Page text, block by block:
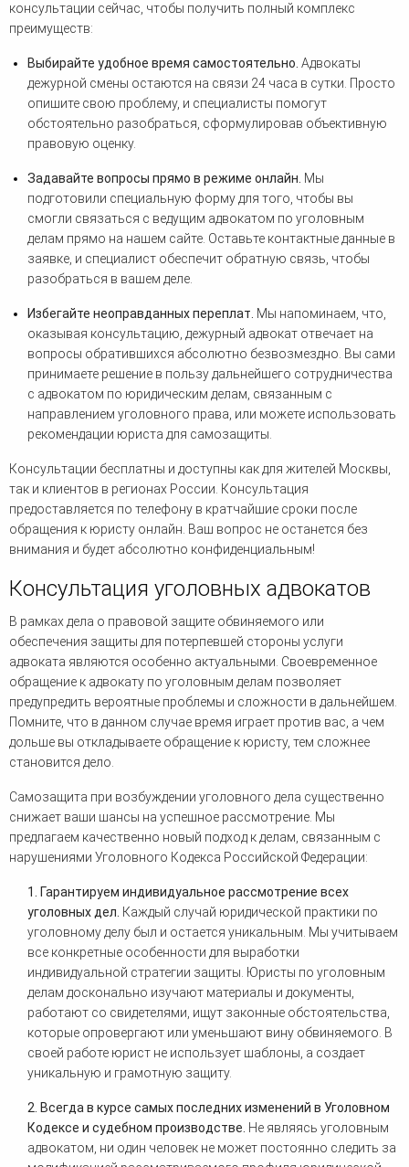
консультации сейчас, чтобы получить полный комплекс
преимуществ:
Выбирайте удобное время самостоятельно. Адвокаты
дежурной смены остаются на связи 24 часа в сутки. Просто
опишите свою проблему, и специалисты помогут
обстоятельно разобраться, сформулировав объективную
правовую оценку.
Задавайте вопросы прямо в режиме онлайн. Мы
подготовили специальную форму для того, чтобы вы
смогли связаться с ведущим адвокатом по уголовным
делам прямо на нашем сайте. Оставьте контактные данные в
заявке, и специалист обеспечит обратную связь, чтобы
разобраться в вашем деле.
Избегайте неоправданных переплат. Мы напоминаем, что,
оказывая консультацию, дежурный адвокат отвечает на
вопросы обратившихся абсолютно безвозмездно. Вы сами
принимаете решение в пользу дальнейшего сотрудничества
с адвокатом по юридическим делам, связанным с
направлением уголовного права, или можете использовать
рекомендации юриста для самозащиты.
Консультации бесплатны и доступны как для жителей Москвы,
так и клиентов в регионах России. Консультация
предоставляется по телефону в кратчайшие сроки после
обращения к юристу онлайн. Ваш вопрос не останется без
внимания и будет абсолютно конфиденциальным!
Консультация уголовных адвокатов
В рамках дела о правовой защите обвиняемого или
обеспечения защиты для потерпевшей стороны услуги
адвоката являются особенно актуальными. Своевременное
обращение к адвокату по уголовным делам позволяет
предупредить вероятные проблемы и сложности в дальнейшем.
Помните, что в данном случае время играет против вас, а чем
дольше вы откладываете обращение к юристу, тем сложнее
становится дело.
Самозащита при возбуждении уголовного дела существенно
снижает ваши шансы на успешное рассмотрение. Мы
предлагаем качественно новый подход к делам, связанным с
нарушениями Уголовного Кодекса Российской Федерации:
1. Гарантируем индивидуальное рассмотрение всех
уголовных дел. Каждый случай юридической практики по
уголовному делу был и остается уникальным. Мы учитываем
все конкретные особенности для выработки
индивидуальной стратегии защиты. Юристы по уголовным
делам досконально изучают материалы и документы,
работают со свидетелями, ищут законные обстоятельства,
которые опровергают или уменьшают вину обвиняемого. В
своей работе юрист не использует шаблоны, а создает
уникальную и грамотную защиту.
2. Всегда в курсе самых последних изменений в Уголовном
Кодексе и судебном производстве. Не являясь уголовным
адвокатом, ни один человек не может постоянно следить за